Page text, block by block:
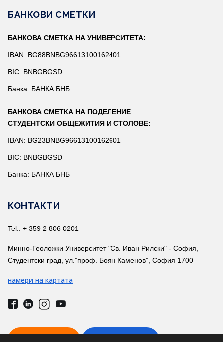
БАНКОВИ СМЕТКИ
БАНКОВА СМЕТКА НА УНИВЕРСИТЕТА:
IBAN: BG88BNBG96613100162401
BIC: BNBGBGSD
Банка: БАНКА БНБ
БАНКОВА СМЕТКА НА ПОДЕЛЕНИЕ
СТУДЕНТСКИ ОБЩЕЖИТИЯ И СТОЛОВЕ:
IBAN: BG23BNBG96613100162601
BIC: BNBGBGSD
Банка: БАНКА БНБ
КОНТАКТИ
Tel.: + 359 2 806 0201
Минно-Геоложки Университет "Св. Иван Рилски" - София,
Студентски град, ул.”проф. Боян Каменов”, София 1700
намери на картата